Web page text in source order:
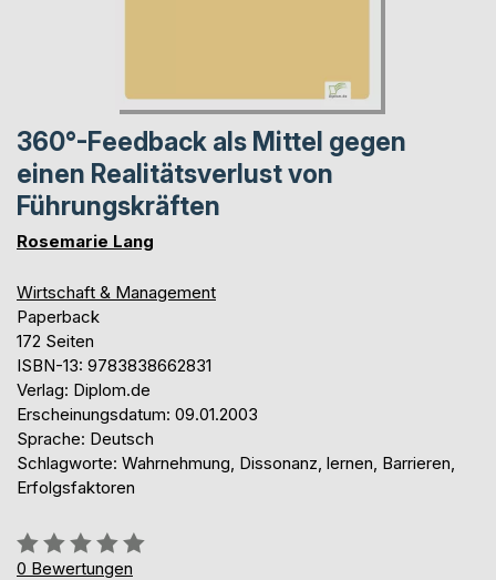
360°-Feedback als Mittel gegen
einen Realitätsverlust von
Führungskräften
Rosemarie Lang
Wirtschaft & Management
Paperback
172 Seiten
ISBN-13: 9783838662831
Verlag: Diplom.de
Erscheinungsdatum: 09.01.2003
Sprache: Deutsch
Schlagworte: Wahrnehmung, Dissonanz, lernen, Barrieren,
Erfolgsfaktoren
Bewertung::
0%
0 Bewertungen